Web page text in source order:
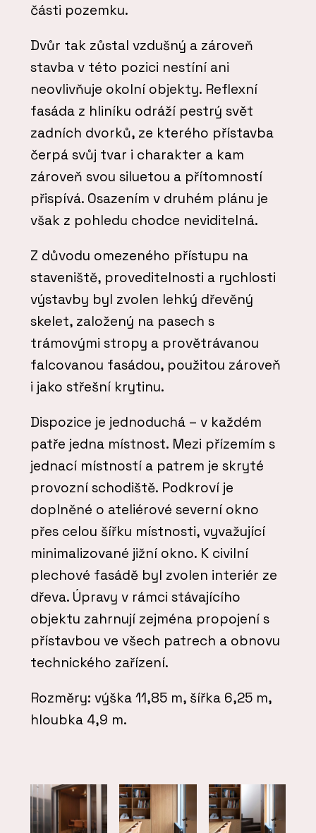
části pozemku.
Dvůr tak zůstal vzdušný a zároveň
stavba v této pozici nestíní ani
neovlivňuje okolní objekty. Reflexní
fasáda z hliníku odráží pestrý svět
zadních dvorků, ze kterého přístavba
čerpá svůj tvar i charakter a kam
zároveň svou siluetou a přítomností
přispívá. Osazením v druhém plánu je
však z pohledu chodce neviditelná.
Z důvodu omezeného přístupu na
staveniště, proveditelnosti a rychlosti
výstavby byl zvolen lehký dřevěný
skelet, založený na pasech s
trámovými stropy a provětrávanou
falcovanou fasádou, použitou zároveň
i jako střešní krytinu.
Dispozice je jednoduchá – v každém
patře jedna místnost. Mezi přízemím s
jednací místností a patrem je skryté
provozní schodiště. Podkroví je
doplněné o ateliérové severní okno
přes celou šířku místnosti, vyvažující
minimalizované jižní okno. K civilní
plechové fasádě byl zvolen interiér ze
dřeva. Úpravy v rámci stávajícího
objektu zahrnují zejména propojení s
přístavbou ve všech patrech a obnovu
technického zařízení.
Rozměry: výška 11,85 m, šířka 6,25 m,
hloubka 4,9 m.